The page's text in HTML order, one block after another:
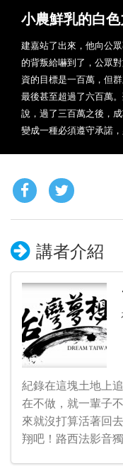
小農鮮乳的白
建嘉站了出來，他向公
的背叛給嚇到了，公眾
資的目標是一百萬，但
最後甚至超過了六百萬
說，過了三百萬之後，
變成一種必須遵守承諾
講者介紹
紀錄在這塊土地上
在不做，就一輩子
來就沒打算活著回
翔吧！路西法影音獨